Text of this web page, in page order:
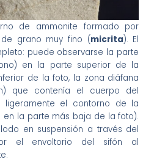
de ammonite formado por
grano muy fino (micrita). El
puede observarse la parte
en la parte superior de la
de la foto, la zona diáfana
que contenía el cuerpo del
ligeramente el contorno de la
la parte más baja de la foto).
en suspensión a través del
el envoltorio del sifón al